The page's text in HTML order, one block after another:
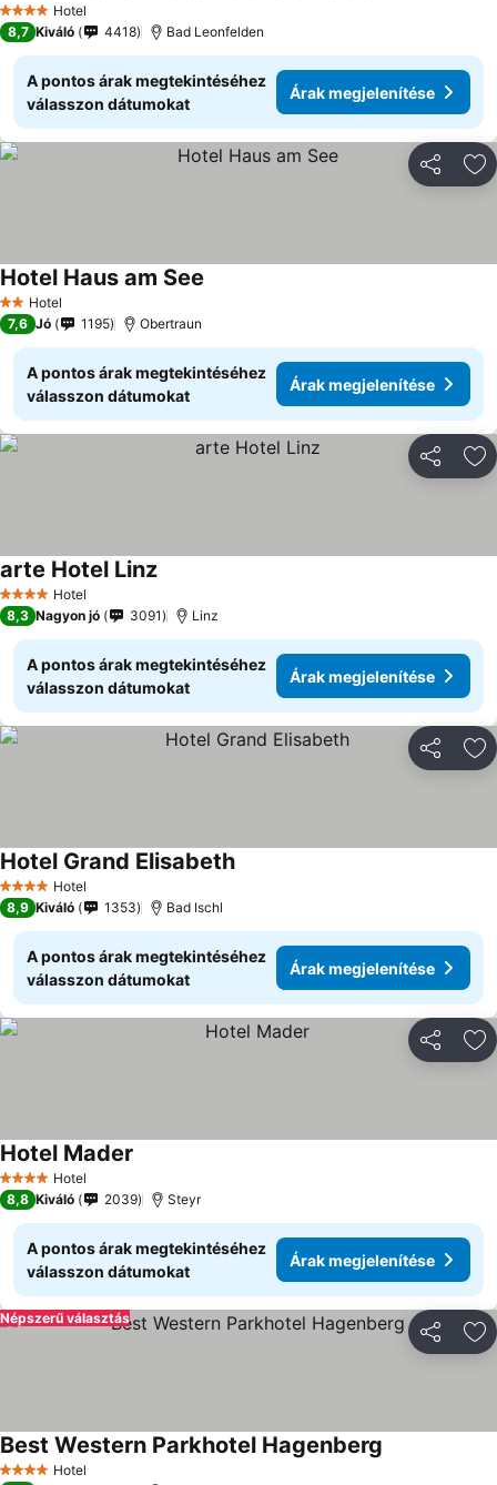
4 KategóriaHotel
8,7 Kiváló 4418 Bad Leonfelden
A pontos árak megtekintéséhez
válasszon dátumokat
Árak megjelenítése
2 Kategória
Hotel
Hotel Haus am See
7,6 Jó 1195 Obertraun
A pontos árak megtekintéséhez
válasszon dátumokat
Árak megjelenítése
4 KategóriaHotel
arte Hotel Linz
8,3 Nagyon jó 3091 Linz
A pontos árak megtekintéséhez
válasszon dátumokat
Árak megjelenítése
4 KategóriaHotel
Hotel Grand Elisabeth
8,9 Kiváló 1353 Bad Ischl
A pontos árak megtekintéséhez
válasszon dátumokat
Árak megjelenítése
4 KategóriaHotel
Hotel Mader
8,8 Kiváló 2039 Steyr
A pontos árak megtekintéséhez
válasszon dátumokat
Árak megjelenítése
Népszerű választás
4 KategóriaHotel
Best Western Parkhotel Hagenberg